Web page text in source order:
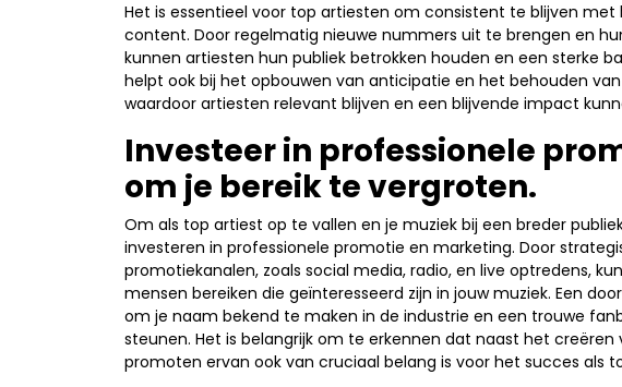
Het is essentieel voor top artiesten om consistent te blijven met
content. Door regelmatig nieuwe nummers uit te brengen en
kunnen artiesten hun publiek betrokken houden en een sterke
helpt ook bij het opbouwen van anticipatie en het behouden
waardoor artiesten relevant blijven en een blijvende impact
Investeer in professionele
om je bereik te vergroten.
Om als top artiest op te vallen en je muziek bij een breder
investeren in professionele promotie en marketing. Door
promotiekanalen, zoals social media, radio, en live optredens,
mensen bereiken die geïnteresseerd zijn in jouw muziek. Een
om je naam bekend te maken in de industrie en een trouwe
steunen. Het is belangrijk om te erkennen dat naast het
promoten ervan ook van cruciaal belang is voor het succes als